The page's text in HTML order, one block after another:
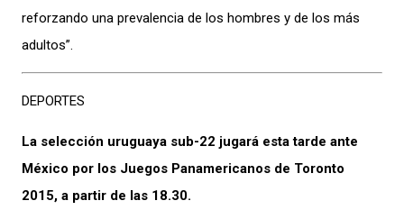
reforzando una prevalencia de los hombres y de los más
adultos”.
DEPORTES
La selección uruguaya sub-22 jugará esta tarde ante
México por los Juegos Panamericanos de Toronto
2015, a partir de las 18.30.